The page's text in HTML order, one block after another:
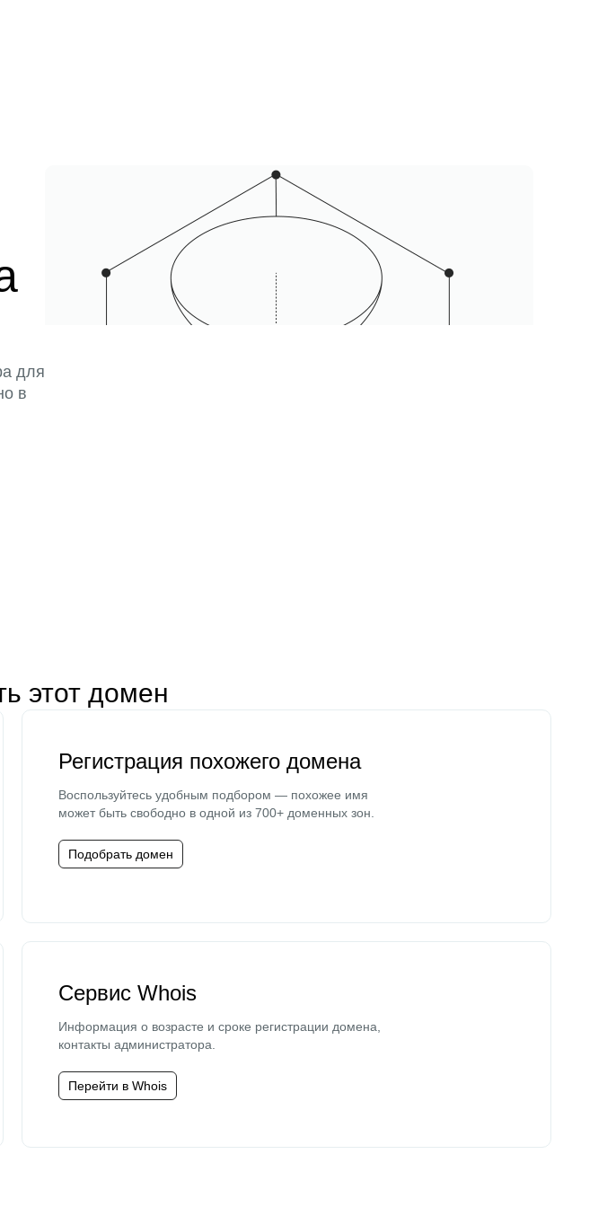
для
в
этот домен
Регистрация похожего домена
Воспользуйтесь удобным подбором — похожее имя
может быть свободно в одной из 700+ доменных зон.
Подобрать домен
Сервис Whois
Информация о возрасте и сроке регистрации домена,
контакты администратора.
Перейти в Whois